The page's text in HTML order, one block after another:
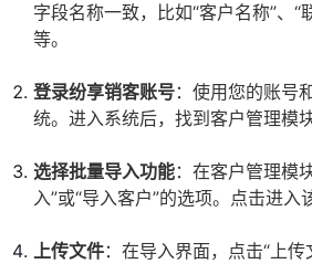
字段名称一致，比如“客户名称”、“
等。
登录纷享销客账号：使用您的账号
统。进入系统后，找到客户管理模块
选择批量导入功能：在客户管理模
入”或“导入客户”的选项。点击进入
上传文件：在导入界面，点击“上